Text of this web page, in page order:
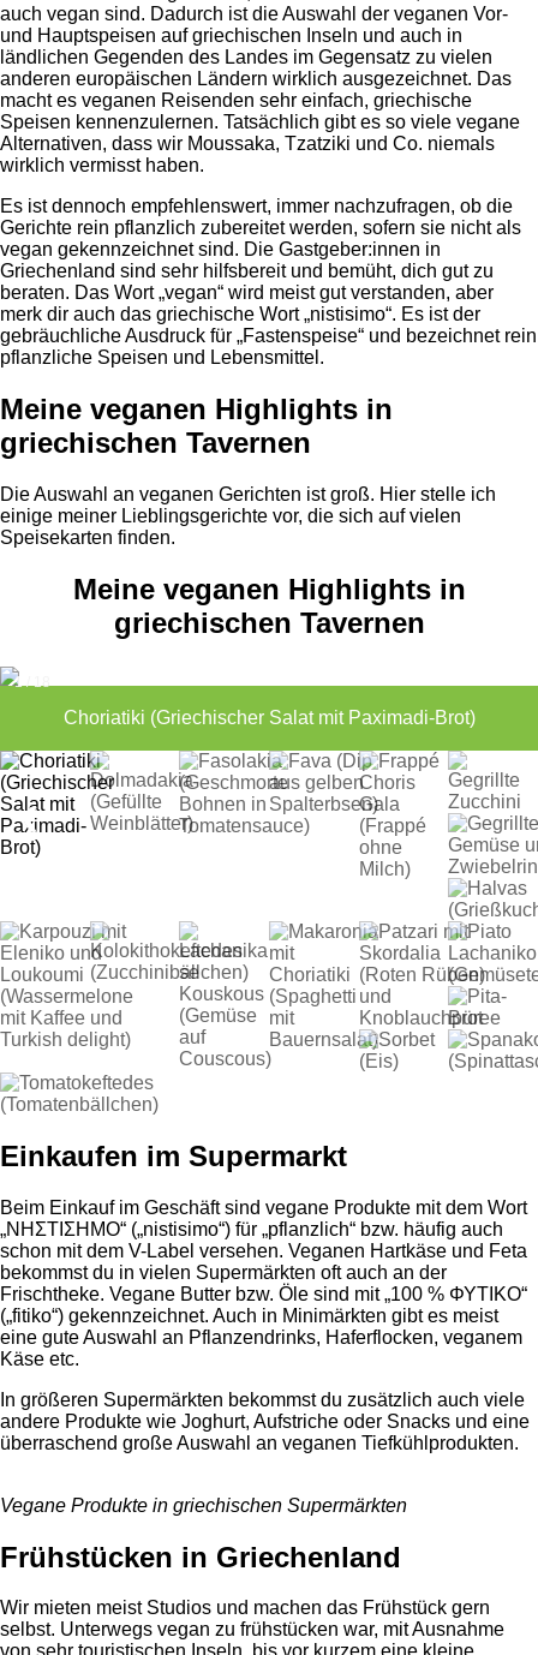
auch vegan sind. Dadurch ist die Auswahl der veganen Vor-
und Hauptspeisen auf griechischen Inseln und auch in
ländlichen Gegenden des Landes im Gegensatz zu vielen
anderen europäischen Ländern wirklich ausgezeichnet. Das
macht es veganen Reisenden sehr einfach, griechische
Speisen kennenzulernen. Tatsächlich gibt es so viele vegane
Alternativen, dass wir Moussaka, Tzatziki und Co. niemals
wirklich vermisst haben.
Es ist dennoch empfehlenswert, immer nachzufragen, ob die
Gerichte rein pflanzlich zubereitet werden, sofern sie nicht als
vegan gekennzeichnet sind. Die Gastgeber:innen in
Griechenland sind sehr hilfsbereit und bemüht, dich gut zu
beraten. Das Wort „vegan“ wird meist gut verstanden, aber
merk dir auch das griechische Wort „nistisimo“. Es ist der
gebräuchliche Ausdruck für „Fastenspeise“ und bezeichnet rein
pflanzliche Speisen und Lebensmittel.
Meine veganen Highlights in
griechischen Tavernen
Die Auswahl an veganen Gerichten ist groß. Hier stelle ich
einige meiner Lieblingsgerichte vor, die sich auf vielen
Speisekarten finden.
Meine veganen Highlights in
griechischen Tavernen
1 / 18
❮ ❯
Choriatiki (Griechischer Salat mit Paximadi-Brot)
Einkaufen im Supermarkt
Beim Einkauf im Geschäft sind vegane Produkte mit dem Wort
„ΝΗΣΤΙΣΗΜΟ“ („nistisimo“) für „pflanzlich“ bzw. häufig auch
schon mit dem V-Label versehen. Veganen Hartkäse und Feta
bekommst du in vielen Supermärkten oft auch an der
Frischtheke. Vegane Butter bzw. Öle sind mit „100 % ΦΥΤΙΚΟ“
(„fitiko“) gekennzeichnet. Auch in Minimärkten gibt es meist
eine gute Auswahl an Pflanzendrinks, Haferflocken, veganem
Käse etc.
In größeren Supermärkten bekommst du zusätzlich auch viele
andere Produkte wie Joghurt, Aufstriche oder Snacks und eine
überraschend große Auswahl an veganen Tiefkühlprodukten.
Vegane Produkte in griechischen Supermärkten
Frühstücken in Griechenland
Wir mieten meist Studios und machen das Frühstück gern
selbst. Unterwegs vegan zu frühstücken war, mit Ausnahme